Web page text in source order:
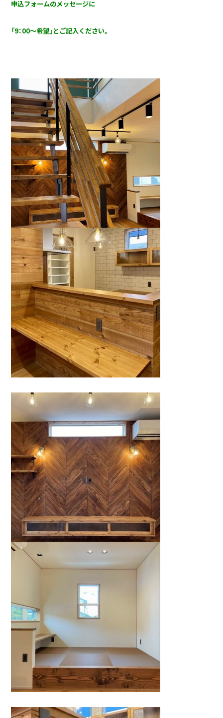
申込フォームのメッセージに
「9：00～希望」とご記入ください。